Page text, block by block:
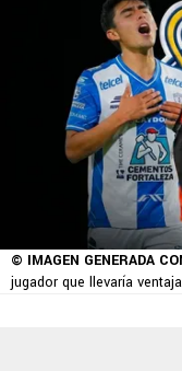
© IMAGEN GENERADA
jugador que llevaría